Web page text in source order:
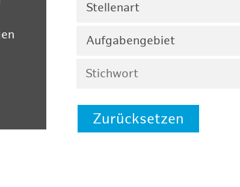
Stellenart
Aufgabengebiet
Zurücksetzen